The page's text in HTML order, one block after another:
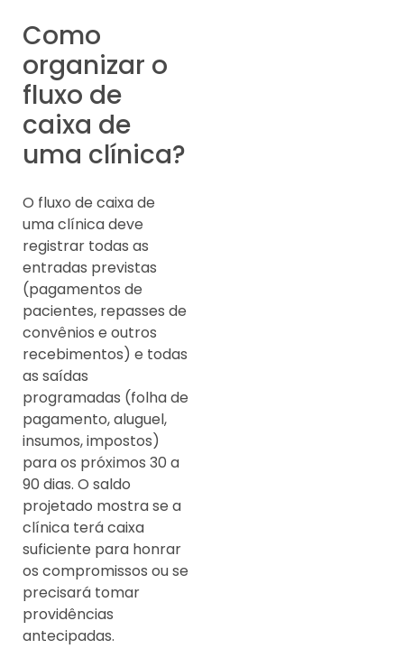
Como
organizar o
fluxo de
caixa de
uma clínica?
O fluxo de caixa de
uma clínica deve
registrar todas as
entradas previstas
(pagamentos de
pacientes, repasses de
convênios e outros
recebimentos) e todas
as saídas
programadas (folha de
pagamento, aluguel,
insumos, impostos)
para os próximos 30 a
90 dias. O saldo
projetado mostra se a
clínica terá caixa
suficiente para honrar
os compromissos ou se
precisará tomar
providências
antecipadas.